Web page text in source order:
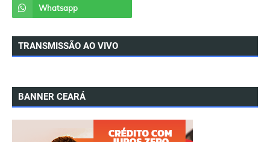
TRANSMISSÃO AO VIVO
BANNER CEARÁ